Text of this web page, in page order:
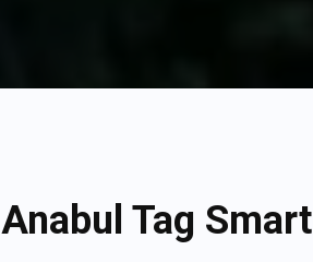
Anabul Tag